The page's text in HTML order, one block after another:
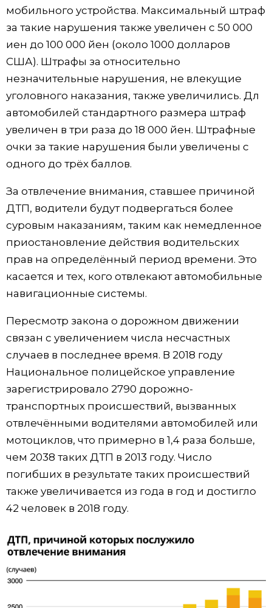
мобильного устройства. Максимальный штраф
за такие нарушения также увеличен с 50 000
иен до 100 000 йен (около 1000 долларов
США). Штрафы за относительно
незначительные нарушения, не влекущие
уголовного наказания, также увеличились. Дл
автомобилей стандартного размера штраф
увеличен в три раза до 18 000 йен. Штрафные
очки за такие нарушения были увеличены с
одного до трёх баллов.
За отвлечение внимания, ставшее причиной
ДТП, водители будут подвергаться более
суровым наказаниям, таким как немедленное
приостановление действия водительских
прав на определённый период времени. Это
касается и тех, кого отвлекают автомобильные
навигационные системы.
Пересмотр закона о дорожном движении
связан с увеличением числа несчастных
случаев в последнее время. В 2018 году
Национальное полицейское управление
зарегистрировало 2790 дорожно-
транспортных происшествий, вызванных
отвлечёнными водителями автомобилей или
мотоциклов, что примерно в 1,4 раза больше,
чем 2038 таких ДТП в 2013 году. Число
погибших в результате таких происшествий
также увеличивается из года в год и достигло
42 человек в 2018 году.